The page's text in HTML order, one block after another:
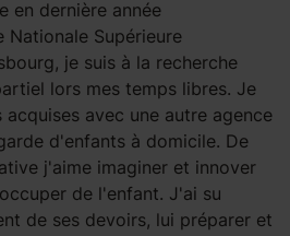
en dernière année
Nationale Supérieure
je suis à la recherche
lors mes temps libres. Je
avec une autre agence
d'enfants à domicile. De
j'aime imaginer et innover
de l'enfant. J'ai su
de ses devoirs, lui préparer et